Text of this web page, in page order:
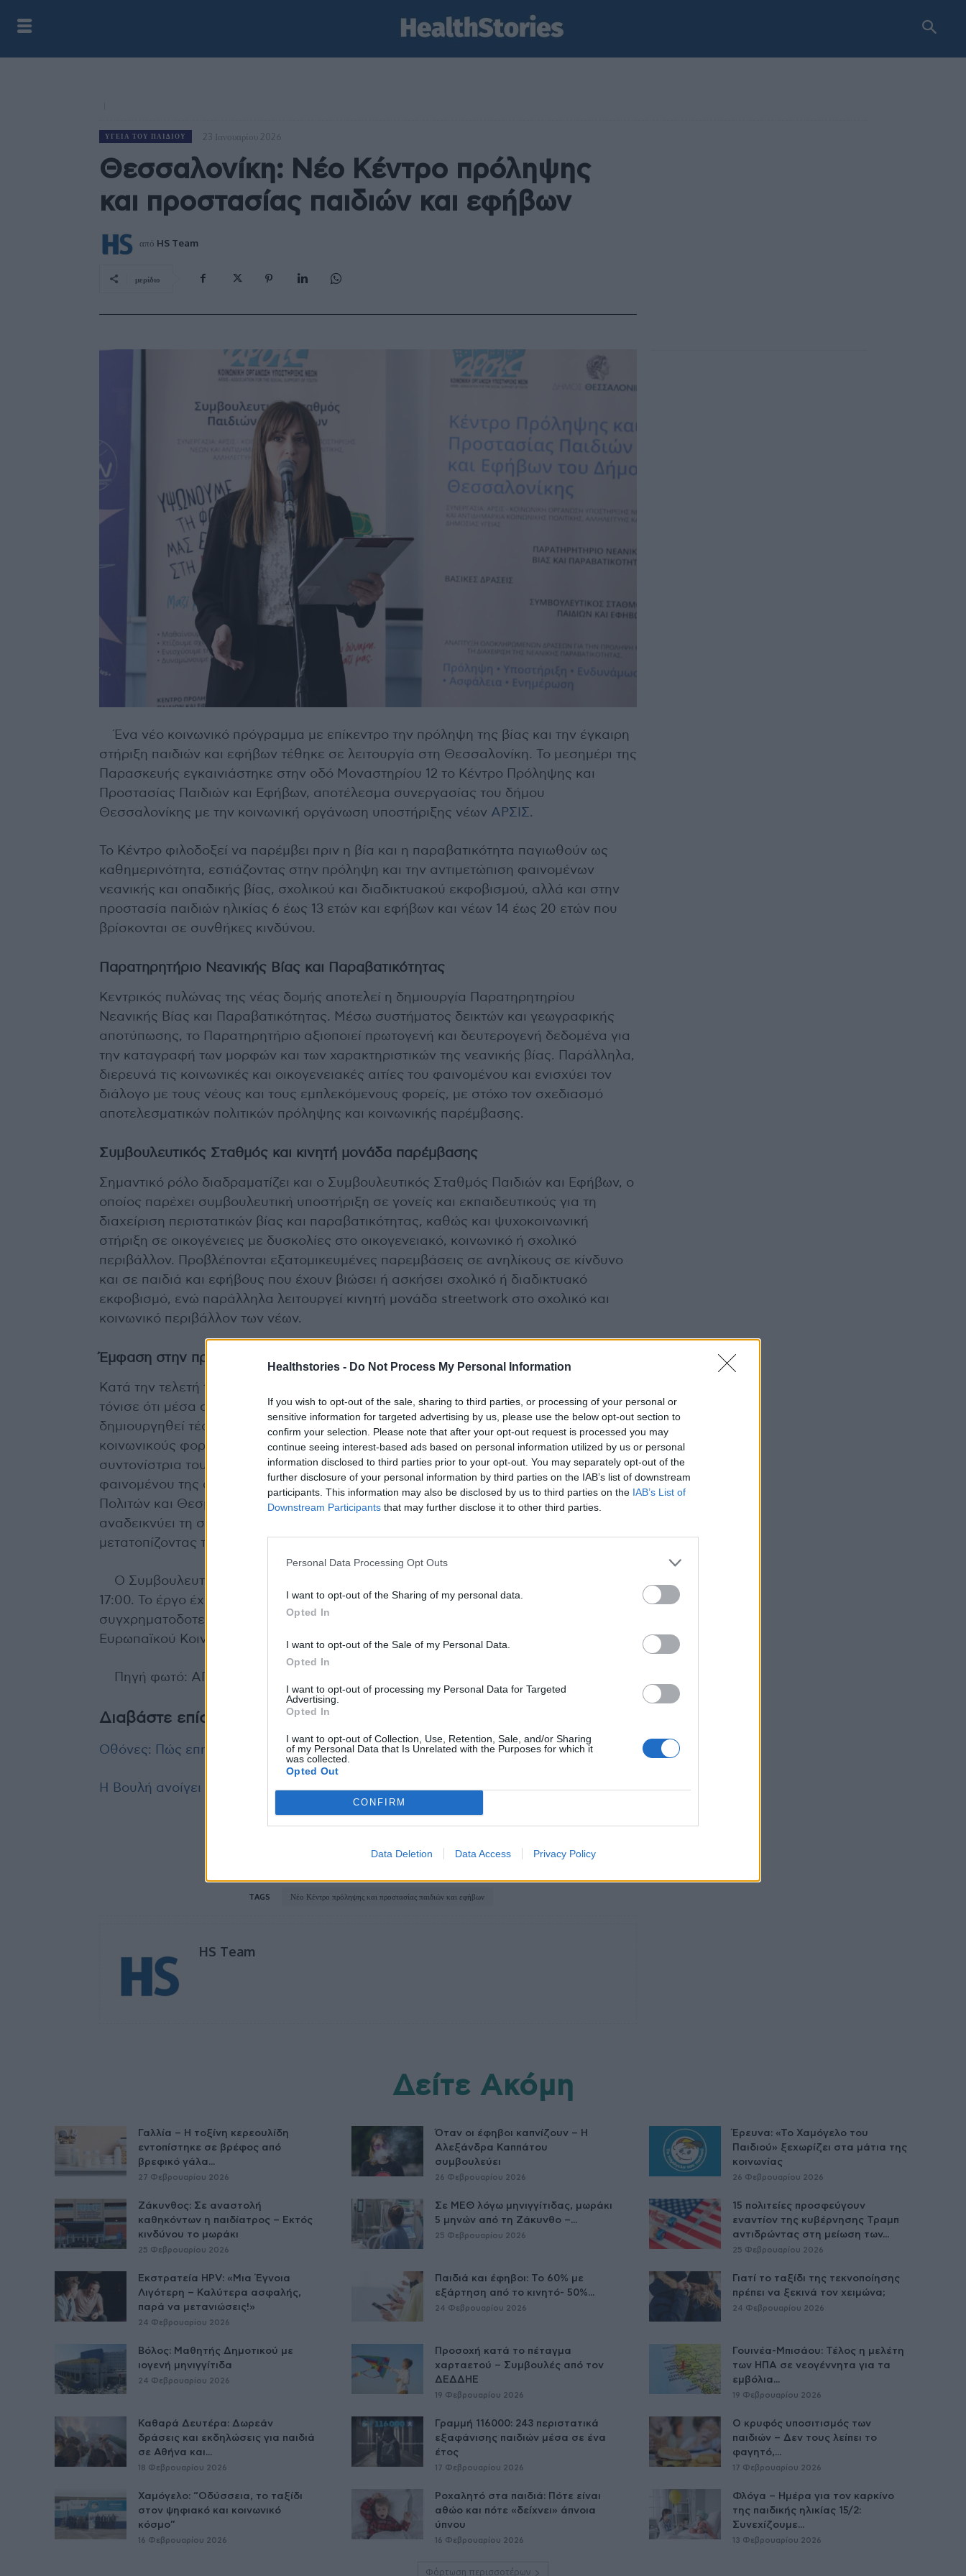
Healthstories - Do Not Process My Personal Information
If you wish to opt-out of the sale, sharing to third parties, or processing of your personal or
sensitive information for targeted advertising by us, please use the below opt-out section to
confirm your selection. Please note that after your opt-out request is processed you may
continue seeing interest-based ads based on personal information utilized by us or personal
information disclosed to third parties prior to your opt-out. You may separately opt-out of the
further disclosure of your personal information by third parties on the IAB’s list of downstream
participants. This information may also be disclosed by us to third parties on the IAB’s List of
Downstream Participants that may further disclose it to other third parties.
Personal Data Processing Opt Outs
I want to opt-out of the Sharing of my personal data.
Opted In
I want to opt-out of the Sale of my Personal Data.
Opted In
I want to opt-out of processing my Personal Data for Targeted
Advertising.
Opted In
I want to opt-out of Collection, Use, Retention, Sale, and/or Sharing
of my Personal Data that Is Unrelated with the Purposes for which it
was collected.
Opted Out
CONFIRM
Data Deletion Data Access Privacy Policy
ΥΓΕΊΑ ΤΟΥ ΠΑΙΔΙΟΎ 23 Ιανουαρίου 2026
Θεσσαλονίκη: Νέο Κέντρο πρόληψης
και προστασίας παιδιών και εφήβων
από HS Team
μερίδιο
Ένα νέο κοινωνικό πρόγραμμα με επίκεντρο την πρόληψη της βίας και την έγκαιρη
στήριξη παιδιών και εφήβων τέθηκε σε λειτουργία στη Θεσσαλονίκη. Το μεσημέρι της
Παρασκευής εγκαινιάστηκε στην οδό Μοναστηρίου 12 το Κέντρο Πρόληψης και
Προστασίας Παιδιών και Εφήβων, αποτέλεσμα συνεργασίας του δήμου
Θεσσαλονίκης με την κοινωνική οργάνωση υποστήριξης νέων ΑΡΣΙΣ.
Το Κέντρο φιλοδοξεί να παρέμβει πριν η βία και η παραβατικότητα παγιωθούν ως
καθημερινότητα, εστιάζοντας στην πρόληψη και την αντιμετώπιση φαινομένων
νεανικής και οπαδικής βίας, σχολικού και διαδικτυακού εκφοβισμού, αλλά και στην
προστασία παιδιών ηλικίας 6 έως 13 ετών και εφήβων και νέων 14 έως 20 ετών που
βρίσκονται σε συνθήκες κινδύνου.
Παρατηρητήριο Νεανικής Βίας και Παραβατικότητας
Κεντρικός πυλώνας της νέας δομής αποτελεί η δημιουργία Παρατηρητηρίου
Νεανικής Βίας και Παραβατικότητας. Μέσω συστήματος δεικτών και γεωγραφικής
αποτύπωσης, το Παρατηρητήριο αξιοποιεί πρωτογενή και δευτερογενή δεδομένα για
την καταγραφή των μορφών και των χαρακτηριστικών της νεανικής βίας. Παράλληλα,
διερευνά τις κοινωνικές και οικογενειακές αιτίες του φαινομένου και ενισχύει τον
διάλογο με τους νέους και τους εμπλεκόμενους φορείς, με στόχο τον σχεδιασμό
αποτελεσματικών πολιτικών πρόληψης και κοινωνικής παρέμβασης.
Συμβουλευτικός Σταθμός και κινητή μονάδα παρέμβασης
Σημαντικό ρόλο διαδραματίζει και ο Συμβουλευτικός Σταθμός Παιδιών και Εφήβων, ο
οποίος παρέχει συμβουλευτική υποστήριξη σε γονείς και εκπαιδευτικούς για τη
διαχείριση περιστατικών βίας και παραβατικότητας, καθώς και ψυχοκοινωνική
στήριξη σε οικογένειες με δυσκολίες στο οικογενειακό, κοινωνικό ή σχολικό
περιβάλλον. Προβλέπονται εξατομικευμένες παρεμβάσεις σε ανηλίκους σε κίνδυνο
και σε παιδιά και εφήβους που έχουν βιώσει ή ασκήσει σχολικό ή διαδικτυακό
εκφοβισμό, ενώ παράλληλα λειτουργεί κινητή μονάδα streetwork στο σχολικό και
κοινωνικό περιβάλλον των νέων.
Έμφαση στην πρόληψη και τη συλλογική δράση
Κατά την τελετή των εγκαινίων, ο δήμαρχος Θεσσαλονίκης, Στέλιος Αγγελούδης
τόνισε ότι μέσα σε δύο χρόνια λειτουργίας της σημερινής διοίκησης έχουν
δημιουργηθεί τέσσερις αντίστοιχες δομές, βασισμένες στη συνεργασία με
κοινωνικούς φορείς και όχι στη στενή λογική της δημοτικής γραφειοκρατίας. Η
συντονίστρια του έργου Έλενα Ασλανίδου υπογράμμισε τη σύνθετη φύση του
φαινομένου της σχολικής βίας, ενώ ο εκπρόσωπος του Γενικού Γραμματέα Ευάλωτων
Πολιτών και Θεσμικής Προστασίας, Ι. Δερζιώτης, έκανε λόγο για ένα εγχείρημα που
αναδεικνύει τη σημασία της πρόληψης και της έγκαιρης παρέμβασης,
μετατοπίζοντας το βάρος από την ατομική ευθύνη στη συλλογική δράση.
Ο Συμβουλευτικός Σταθμός λειτουργεί από Δευτέρα έως Παρασκευή, 9:00 με
17:00. Το έργο έχει ενταχθεί στο πρόγραμμα «Κεντρική Μακεδονία 2021-2027» και
συγχρηματοδοτείται από την Ελλάδα και την Ευρωπαϊκή Ένωση μέσω του
Ευρωπαϊκού Κοινωνικού Ταμείου.
Πηγή φωτό: ΑΠΕ-ΜΠΕ
Διαβάστε επίσης
Οθόνες: Πώς επηρεάζουν τον ύπνο και την ανάπτυξη των παιδιών
Η Βουλή ανοίγει τον διάλογο για την ανάδειξη του δημογραφικού προβλήματος
TAGS Νέο Κέντρο πρόληψης και προστασίας παιδιών και εφήβων
HS Team
Δείτε Ακόμη
Γαλλία – Η τοξίνη κερεουλίδη
εντοπίστηκε σε βρέφος από
βρεφικό γάλα...
27 Φεβρουαρίου 2026
Όταν οι έφηβοι καπνίζουν – Η
Αλεξάνδρα Καππάτου
συμβουλεύει
26 Φεβρουαρίου 2026
Έρευνα: «Το Χαμόγελο του
Παιδιού» ξεχωρίζει στα μάτια της
κοινωνίας
26 Φεβρουαρίου 2026
Ζάκυνθος: Σε αναστολή
καθηκόντων η παιδίατρος – Εκτός
κινδύνου το μωράκι
25 Φεβρουαρίου 2026
Σε ΜΕΘ λόγω μηνιγγίτιδας, μωράκι
5 μηνών από τη Ζάκυνθο –...
25 Φεβρουαρίου 2026
15 πολιτείες προσφεύγουν
εναντίον της κυβέρνησης Τραμπ
αντιδρώντας στη μείωση των...
25 Φεβρουαρίου 2026
Εκστρατεία HPV: «Μια Έγνοια
Λιγότερη – Καλύτερα ασφαλής,
παρά να μετανιώσεις!»
24 Φεβρουαρίου 2026
Παιδιά και έφηβοι: Το 60% με
εξάρτηση από το κινητό- 50%...
24 Φεβρουαρίου 2026
Γιατί το ταξίδι της τεκνοποίησης
πρέπει να ξεκινά τον χειμώνα;
24 Φεβρουαρίου 2026
Βόλος: Μαθητής Δημοτικού με
ιογενή μηνιγγίτιδα
24 Φεβρουαρίου 2026
Προσοχή κατά το πέταγμα
χαρταετού – Συμβουλές από τον
ΔΕΔΔΗΕ
19 Φεβρουαρίου 2026
Γουινέα-Μπισάου: Τέλος η μελέτη
των ΗΠΑ σε νεογέννητα για τα
εμβόλια...
19 Φεβρουαρίου 2026
Καθαρά Δευτέρα: Δωρεάν
δράσεις και εκδηλώσεις για παιδιά
σε Αθήνα και...
18 Φεβρουαρίου 2026
Γραμμή 116000: 243 περιστατικά
εξαφάνισης παιδιών μέσα σε ένα
έτος
17 Φεβρουαρίου 2026
Ο κρυφός υποσιτισμός των
παιδιών – Δεν τους λείπει το
φαγητό,...
17 Φεβρουαρίου 2026
Χαμόγελο: “Οδύσσεια, το ταξίδι
στον ψηφιακό και κοινωνικό
κόσμο”
16 Φεβρουαρίου 2026
Ροχαλητό στα παιδιά: Πότε είναι
αθώο και πότε «δείχνει» άπνοια
ύπνου
16 Φεβρουαρίου 2026
Φλόγα – Ημέρα για τον καρκίνο
της παιδικής ηλικίας 15/2:
Συνεχίζουμε...
13 Φεβρουαρίου 2026
Φόρτωση περισσοτέρων